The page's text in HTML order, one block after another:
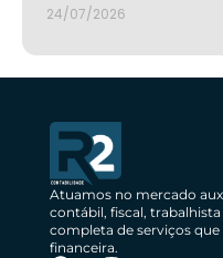
24/07/2026
Atuamos no mercado
contábil, fiscal,
completa de serviços
financeira.